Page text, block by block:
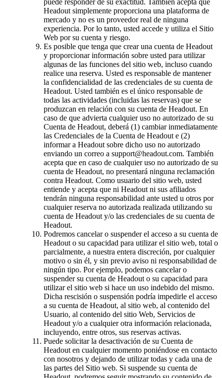
Headout simplemente proporciona una plataforma de
mercado y no es un proveedor real de ninguna
experiencia. Por lo tanto, usted accede y utiliza el Sitio
Web por su cuenta y riesgo.
Es posible que tenga que crear una cuenta de Headout
y proporcionar información sobre usted para utilizar
algunas de las funciones del sitio web, incluso cuando
realice una reserva. Usted es responsable de mantener
la confidencialidad de las credenciales de su cuenta de
Headout. Usted también es el único responsable de
todas las actividades (incluidas las reservas) que se
produzcan en relación con su cuenta de Headout. En
caso de que advierta cualquier uso no autorizado de su
Cuenta de Headout, deberá (1) cambiar inmediatamente
las Credenciales de la Cuenta de Headout e (2)
informar a Headout sobre dicho uso no autorizado
enviando un correo a support@headout.com. También
acepta que en caso de cualquier uso no autorizado de su
cuenta de Headout, no presentará ninguna reclamación
contra Headout. Como usuario del sitio web, usted
entiende y acepta que ni Headout ni sus afiliados
tendrán ninguna responsabilidad ante usted u otros por
cualquier reserva no autorizada realizada utilizando su
cuenta de Headout y/o las credenciales de su cuenta de
Headout.
Podremos cancelar o suspender el acceso a su cuenta de
Headout o su capacidad para utilizar el sitio web, total o
parcialmente, a nuestra entera discreción, por cualquier
motivo o sin él, y sin previo aviso ni responsabilidad de
ningún tipo. Por ejemplo, podemos cancelar o
suspender su cuenta de Headout o su capacidad para
utilizar el sitio web si hace un uso indebido del mismo.
Dicha rescisión o suspensión podría impedirle el acceso
a su cuenta de Headout, al sitio web, al contenido del
Usuario, al contenido del sitio Web, Servicios de
Headout y/o a cualquier otra información relacionada,
incluyendo, entre otros, sus reservas activas.
Puede solicitar la desactivación de su Cuenta de
Headout en cualquier momento poniéndose en contacto
con nosotros y dejando de utilizar todas y cada una de
las partes del Sitio web. Si suspende su cuenta de